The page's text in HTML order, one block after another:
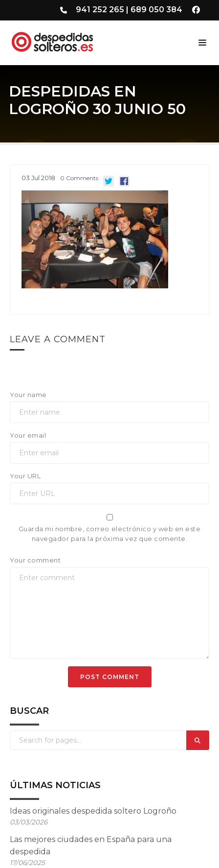
941 252 265 | 689 050 384
DESPEDIDAS EN
LOGROÑO 30 JUNIO 50
03 Jul 2018 0 Comments
LEAVE A COMMENT
Your name
Your email
Your URL
Guarda mi nombre, correo electrónico y web en este
navegador para la próxima vez que comente.
Your comment
BUSCAR
ÚLTIMAS NOTICIAS
Ideas originales despedida soltero Logroño
03/03/2026
Las mejores ciudades en España para una
despedida
17/06/2025